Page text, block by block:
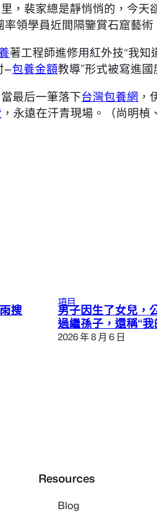
，裴家總是靜悄悄的，今
領學員近間隔鑒賞石窟藝術
著工程師進修用紅外技“我
—包養金額教導”形式被寫進
最后一筆落下台灣包養網 ，
，永遠在汗青現場。（尚明楨
搜
項目
男子因生了女兒，
過繼孫子，還稱“
2026 年 8 月 6 日
Resources
Blog